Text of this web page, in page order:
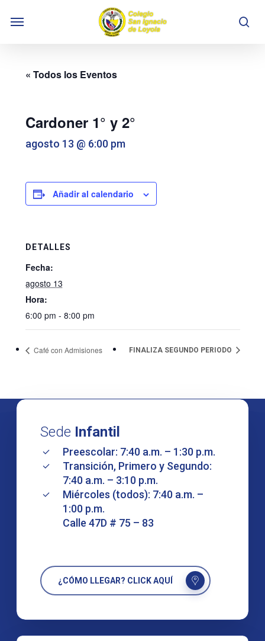
Menu
« Todos los Eventos
Cardoner 1° y 2°
agosto 13 @ 6:00 pm
Añadir al calendario
DETALLES
Fecha:
agosto 13
Hora:
6:00 pm - 8:00 pm
Café con Admisiones FINALIZA SEGUNDO PERIODO
Sede Infantil
Preescolar: 7:40 a.m. – 1:30 p.m.
Transición, Primero y Segundo:
7:40 a.m. – 3:10 p.m.
Miércoles (todos): 7:40 a.m. –
1:00 p.m.
Calle 47D # 75 – 83
¿CÓMO LLEGAR? CLICK AQUÍ